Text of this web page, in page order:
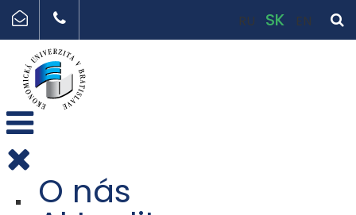
RU SK EN
O nás